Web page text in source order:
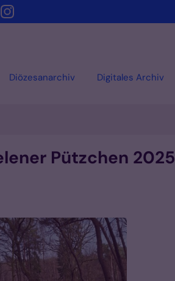
Diözesanarchiv Digitales Archiv
Pützchen 2025